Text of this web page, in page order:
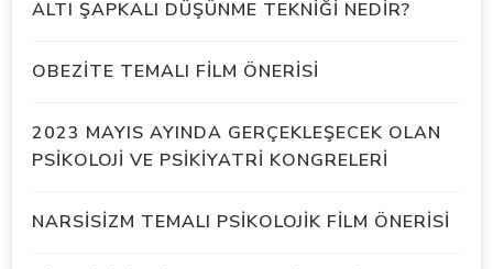
ALTI ŞAPKALI DÜŞÜNME TEKNİĞİ NEDİR?
OBEZİTE TEMALI FİLM ÖNERİSİ
2023 MAYIS AYINDA GERÇEKLEŞECEK OLAN
PSİKOLOJİ VE PSİKİYATRİ KONGRELERİ
NARSİSİZM TEMALI PSİKOLOJİK FİLM ÖNERİSİ